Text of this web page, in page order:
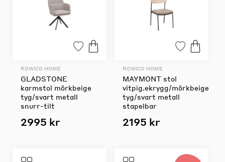
ROWICO HOME
GLADSTONE
karmstol mörkbeige
tyg/svart metall
snurr-tilt
2995 kr
ROWICO HOME
MAYMONT stol
vitpig.ekrygg/mörkbeige
tyg/svart metall
stapelbar
2195 kr